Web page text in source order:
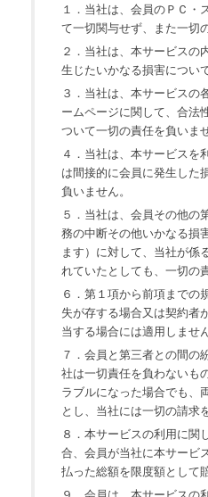
１．当社は、会員のＰＣ・
て一切関与せず、また一切
２．当社は、本サービスの
生じたいかなる損害につい
３．当社は、本サービスの
ームページに関して、合法
ついて一切の責任を負いま
４．当社は、本サービスを
は間接的に会員に発生した
負いません。
５．当社は、会員その他の
務の中断その他いかなる損
ます）に対して、当社が係
れていたとしても、一切の
６．第１項から前項までの
失が存する場合又は契約者
当する場合には適用しません
７．会員と第三者との間の
社は一切責任を負わないも
ラブルになった場合でも、
とし、当社には一切の請求
８．本サービスの利用に関
合、会員が当社に本サービ
払った総額を限度額として